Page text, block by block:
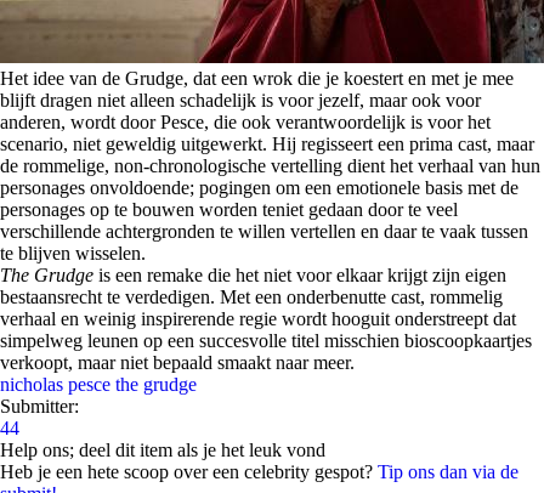
Het idee van de Grudge, dat een wrok die je koestert en met je mee
blijft dragen niet alleen schadelijk is voor jezelf, maar ook voor
anderen, wordt door Pesce, die ook verantwoordelijk is voor het
scenario, niet geweldig uitgewerkt. Hij regisseert een prima cast, maar
de rommelige, non-chronologische vertelling dient het verhaal van hun
personages onvoldoende; pogingen om een emotionele basis met de
personages op te bouwen worden teniet gedaan door te veel
verschillende achtergronden te willen vertellen en daar te vaak tussen
te blijven wisselen.
The Grudge is een remake die het niet voor elkaar krijgt zijn eigen
bestaansrecht te verdedigen. Met een onderbenutte cast, rommelig
verhaal en weinig inspirerende regie wordt hooguit onderstreept dat
simpelweg leunen op een succesvolle titel misschien bioscoopkaartjes
verkoopt, maar niet bepaald smaakt naar meer.
nicholas pesce the grudge
Submitter:
44
Help ons; deel dit item als je het leuk vond
Heb je een hete scoop over een celebrity gespot? Tip ons dan via de